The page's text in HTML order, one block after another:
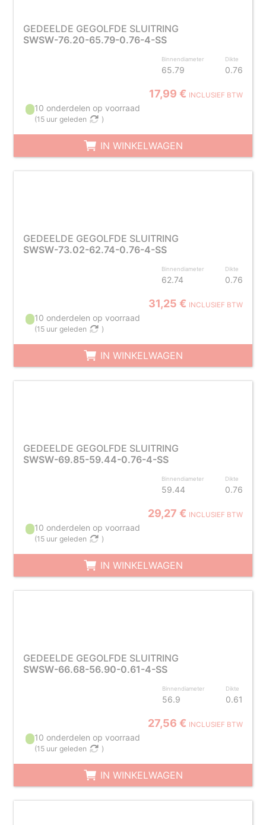
GEDEELDE GEGOLFDE SLUITRING
SWSW-76.20-65.79-0.76-4-SS
Binnendiameter
65.79
Dikte
0.76
17,99 € INCLUSIEF BTW
10 onderdelen op voorraad
(15 uur geleden )
IN WINKELWAGEN
GEDEELDE GEGOLFDE SLUITRING
SWSW-73.02-62.74-0.76-4-SS
Binnendiameter
62.74
Dikte
0.76
31,25 € INCLUSIEF BTW
10 onderdelen op voorraad
(15 uur geleden )
IN WINKELWAGEN
GEDEELDE GEGOLFDE SLUITRING
SWSW-69.85-59.44-0.76-4-SS
Binnendiameter
59.44
Dikte
0.76
29,27 € INCLUSIEF BTW
10 onderdelen op voorraad
(15 uur geleden )
IN WINKELWAGEN
GEDEELDE GEGOLFDE SLUITRING
SWSW-66.68-56.90-0.61-4-SS
Binnendiameter
56.9
Dikte
0.61
27,56 € INCLUSIEF BTW
10 onderdelen op voorraad
(15 uur geleden )
IN WINKELWAGEN